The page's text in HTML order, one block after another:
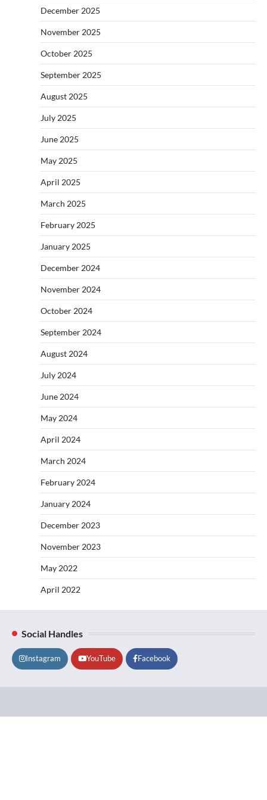
December 2025
November 2025
October 2025
September 2025
August 2025
July 2025
June 2025
May 2025
April 2025
March 2025
February 2025
January 2025
December 2024
November 2024
October 2024
September 2024
August 2024
July 2024
June 2024
May 2024
April 2024
March 2024
February 2024
January 2024
December 2023
November 2023
May 2022
April 2022
Social Handles
Instagram YouTube Facebook